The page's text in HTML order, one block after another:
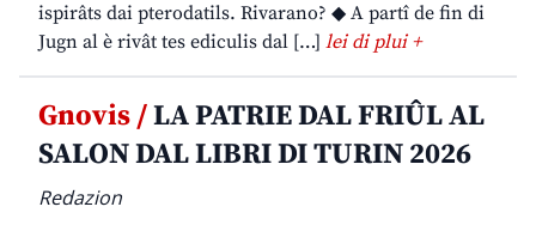
ispirâts dai pterodatils. Rivarano? ◆ A partî de fin di
Jugn al è rivât tes ediculis dal […] lei di plui +
Gnovis /LA PATRIE DAL FRIÛL AL
SALON DAL LIBRI DI TURIN 2026
Redazion